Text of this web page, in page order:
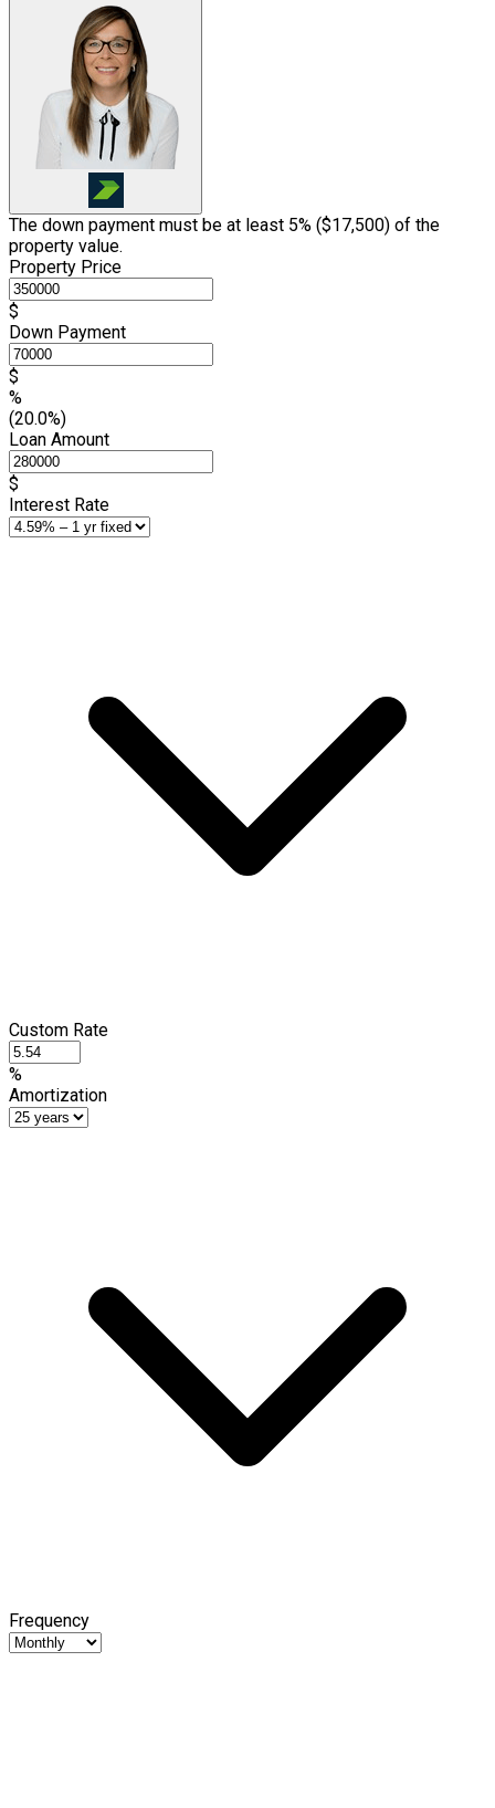
The down payment must be at least 5% ($17,500) of the
property value.
Property Price
$
Down Payment
$
%
(20.0%)
Loan Amount
$
Interest Rate
Custom Rate
%
Amortization
Frequency